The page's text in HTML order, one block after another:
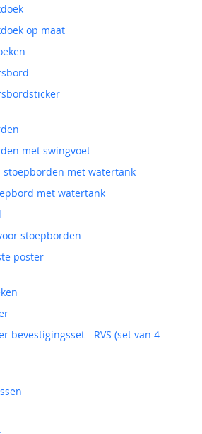
op maat
met swingvoet
stoepborden met watertank
met watertank
stoepborden
poster
bevestigingsset - RVS (set van 4